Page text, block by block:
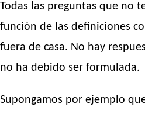
Todas las preguntas que no
función de las definiciones
fuera de casa. No hay
no ha debido ser formulada.
Supongamos por ejemplo